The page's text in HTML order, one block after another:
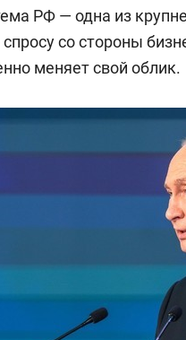
РФ — одна из
со стороны
меняет свой облик.
150 камер до
ID вместо ключа: